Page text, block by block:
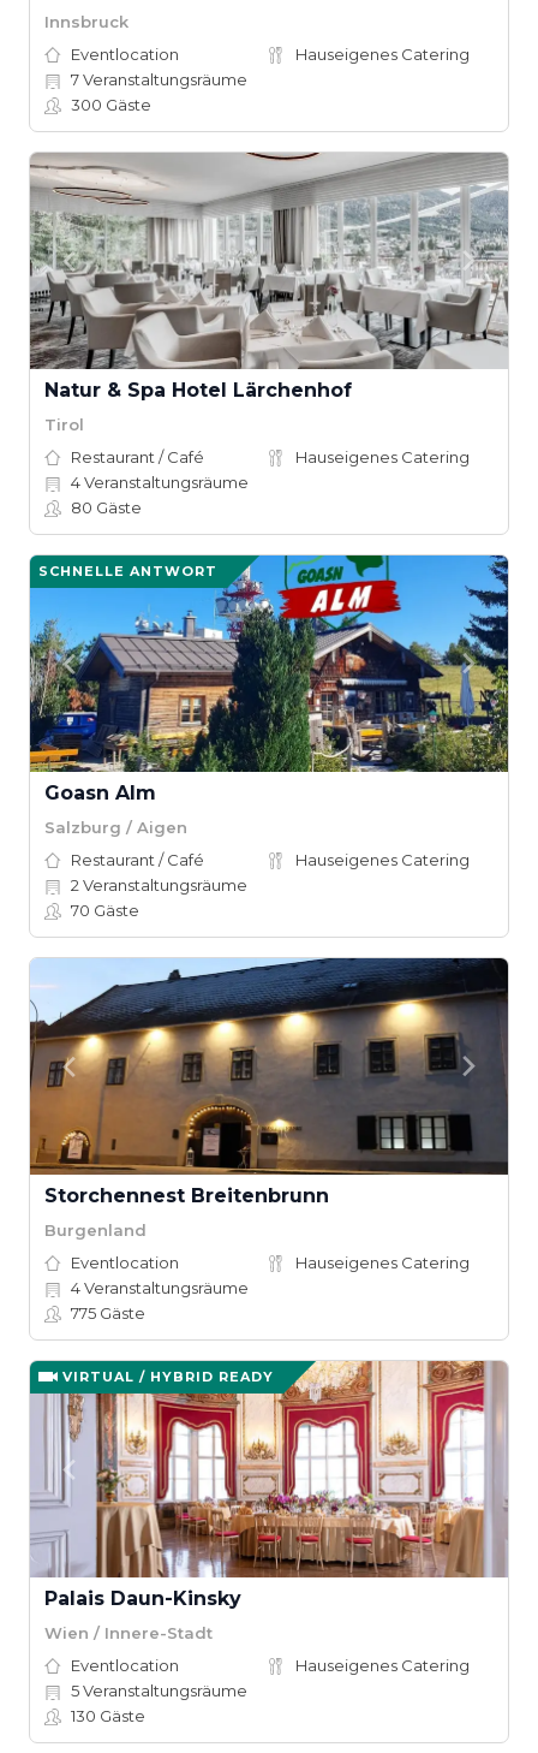
Innsbruck
Eventlocation
Hauseigenes Catering
7Veranstaltungsräume
300 Gäste
Natur & Spa Hotel Lärchenhof
Tirol
Restaurant / Café
Hauseigenes Catering
4Veranstaltungsräume
80 Gäste
SCHNELLE ANTWORT
Goasn Alm
Salzburg / Aigen
Restaurant / Café
Hauseigenes Catering
2 Veranstaltungsräume
70 Gäste
Storchennest Breitenbrunn
Burgenland
Eventlocation
Hauseigenes Catering
4Veranstaltungsräume
775 Gäste
VIRTUAL / HYBRID READY
Palais Daun-Kinsky
Wien / Innere-Stadt
Eventlocation
Hauseigenes Catering
5Veranstaltungsräume
130 Gäste